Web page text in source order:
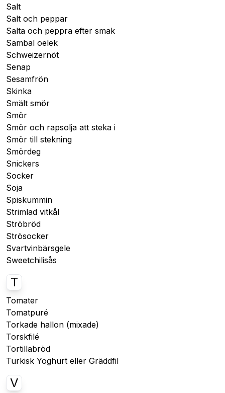
Salt
Salt och peppar
Salta och peppra efter smak
Sambal oelek
Schweizernöt
Senap
Sesamfrön
Skinka
Smält smör
Smör
Smör och rapsolja att steka i
Smör till stekning
Smördeg
Snickers
Socker
Soja
Spiskummin
Strimlad vitkål
Ströbröd
Strösocker
Svartvinbärsgele
Sweetchilisås
T
Tomater
Tomatpuré
Torkade hallon (mixade)
Torskfilé
Tortillabröd
Turkisk Yoghurt eller Gräddfil
V